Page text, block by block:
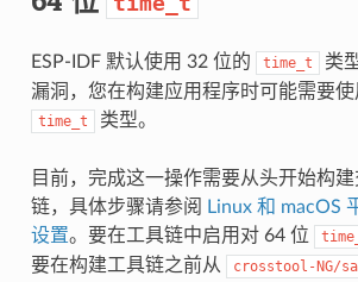
ESP-IDF 默认使用 32 位的 time_t
类
漏洞，您在构建应用程序时可能需要使
time_t 类型。
目前，完成这一操作需要从头开始构
链，具体步骤请参阅
Linux 和 macOS
设置。要在工具链中启用对 64 位
要在构建工具链之前从
crosstool-NG/